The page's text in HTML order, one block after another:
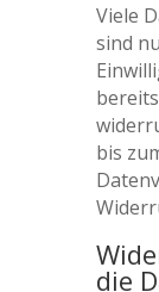
Viele
sind
bis
die